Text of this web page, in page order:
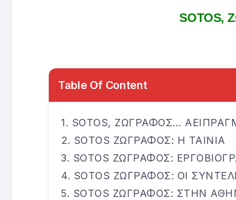
SOTOS,
Table Of Content
SOTOS, ΖΩΓΡΑΦΟΣ…
SOTOS ΖΩΓΡΑΦΟΣ: Η ΤΑΙΝΙΑ
SOTOS ΖΩΓΡΑΦΟΣ:
SOTOS ΖΩΓΡΑΦΟΣ: ΟΙ
SOTOS ΖΩΓΡΑΦΟΣ: ΣΤΗΝ